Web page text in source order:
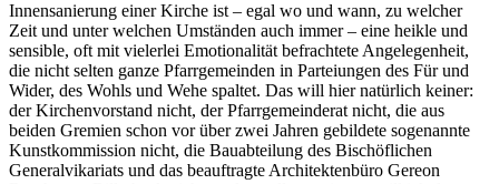
Innensanierung einer Kirche ist – egal wo und wann, zu welcher
Zeit und unter welchen Umständen auch immer – eine heikle und
sensible, oft mit vielerlei Emotionalität befrachtete Angelegenheit,
die nicht selten ganze Pfarrgemeinden in Parteiungen des Für und
Wider, des Wohls und Wehe spaltet. Das will hier natürlich keiner:
der Kirchenvorstand nicht, der Pfarrgemeinderat nicht, die aus
beiden Gremien schon vor über zwei Jahren gebildete sogenannte
Kunstkommission nicht, die Bauabteilung des Bischöflichen
Generalvikariats und das beauftragte Architektenbüro Gereon